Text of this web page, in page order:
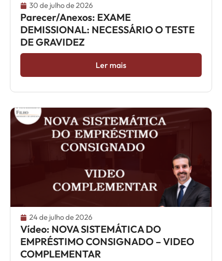
30 de julho de 2026
Parecer/Anexos: EXAME
DEMISSIONAL: NECESSÁRIO O TESTE
DE GRAVIDEZ
Ler mais
24 de julho de 2026
Vídeo: NOVA SISTEMÁTICA DO
EMPRÉSTIMO CONSIGNADO – VIDEO
COMPLEMENTAR